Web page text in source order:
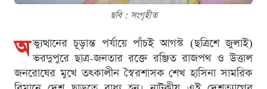
ছবি : সংগৃহীত
অ ভ্যুত্থানের চূড়ান্ত পর্যায়ে পাঁচই আগস্ট (ছত্রিশে জুলাই)
ভরদুপুরে ছাত্র-জনতার রক্তে রঞ্জিত রাজপথ ও উত্তাল
জনরোষের মুখে তৎকালীন স্বৈরশাসক শেখ হাসিনা সামরিক